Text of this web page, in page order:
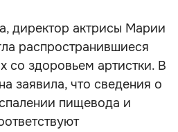
директор актрисы Марии
распространившиеся
со здоровьем артистки. В
заявила, что сведения о
пищевода и